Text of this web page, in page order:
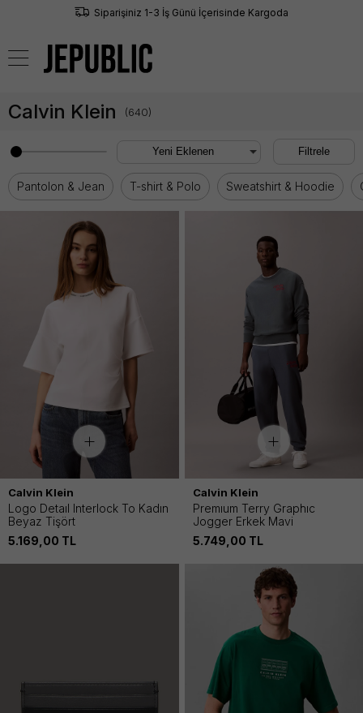
Siparişiniz 1-3 İş Günü İçerisinde Kargoda
Calvin Klein (640)
Filtrele
Pantolon & Jean T-shirt & Polo Sweatshirt & Hoodie
Calvin Klein
Logo Detaıl Interlock To Kadın
Beyaz Tişört
5.169,00 TL
Calvin Klein
Premıum Terry Graphıc
Jogger Erkek Mavi
5.749,00 TL